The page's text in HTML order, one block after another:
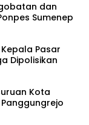
dan
Sumenep
Pasar
Dipolisikan
Kota